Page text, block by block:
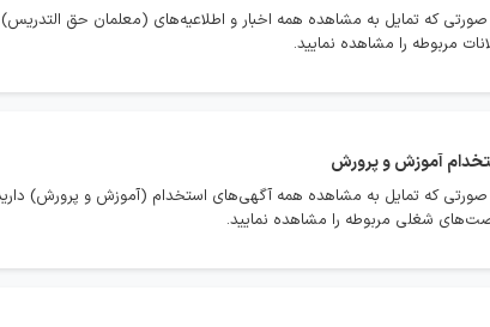
صورتی که تمایل به مشاهده همه اخبار و اطلاعیه‌های (معلمان حق
مربوطه را مشاهده نمایید.
آموزش و پرورش
صورتی که تمایل به مشاهده همه آگهی‌های استخدام (آموزش و پرورش)
شغلی مربوطه را مشاهده نمایید.